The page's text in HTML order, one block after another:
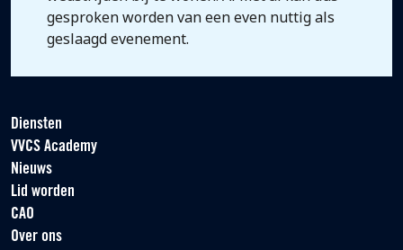
gesproken worden van een even nuttig als
geslaagd evenement.
Diensten
VVCS Academy
Nieuws
Lid worden
CAO
Over ons